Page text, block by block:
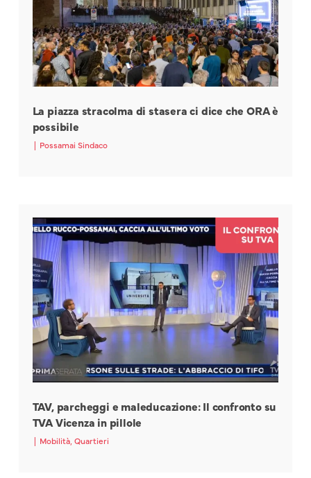
La piazza stracolma di stasera ci dice che ORA è
possibile
| Possamai Sindaco
TAV, parcheggi e maleducazione: Il confronto su
TVA Vicenza in pillole
Mobilità, Quartieri